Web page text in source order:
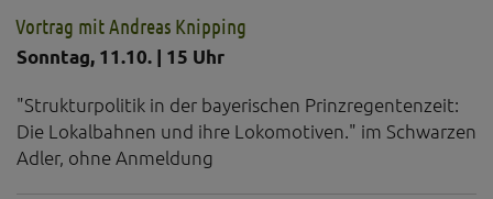
Vortrag mit Andreas Knipping
Sonntag, 11.10. | 15 Uhr
"Strukturpolitik in der bayerischen Prinzregentenzeit:
Die Lokalbahnen und ihre Lokomotiven." im Schwarzen
Adler, ohne Anmeldung